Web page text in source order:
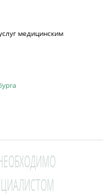
медицинским